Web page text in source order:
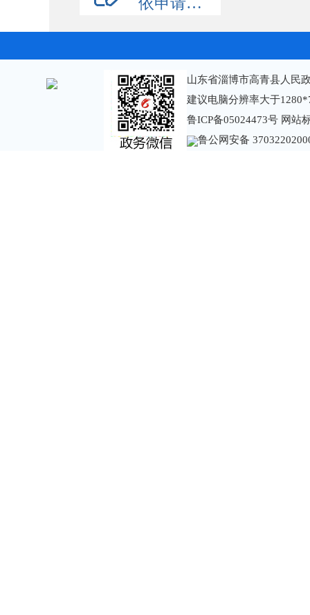
山东省淄博市高青县人民
建议电脑分辨率大于
鲁ICP备05024473号 网站
鲁公网安备